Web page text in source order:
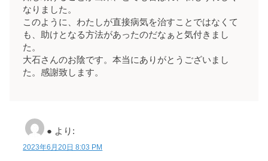
なりました。
このように、わたしが直接病気を治すことではなくて
も、助けとなる方法があったのだなぁと気付きまし
た。
大石さんのお陰です。本当にありがとうございまし
た。感謝致します。
● より:
2023年6月20日 8:03 PM